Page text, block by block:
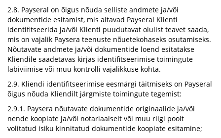
2.8. Payseral on õigus nõuda selliste andmete ja/või
dokumentide esitamist, mis aitavad Payseral Klienti
identifitseerida ja/või Klienti puudutavat olulist teavet saada,
mis on vajalik Paysera teenuste nõuetekohaseks osutamiseks.
Nõutavate andmete ja/või dokumentide loend esitatakse
Kliendile saadetavas kirjas identifitseerimise toimingute
läbiviimise või muu kontrolli vajalikkuse kohta.
2.9. Kliendi identifitseerimise eesmärgi täitmiseks on Payseral
õigus nõuda Kliendilt järgmiste toimingute tegemist:
2.9.1. Paysera nõutavate dokumentide originaalide ja/või
nende koopiate ja/või notariaalselt või muu riigi poolt
volitatud isiku kinnitatud dokumentide koopiate esitamine;